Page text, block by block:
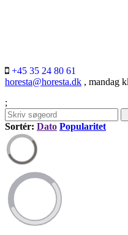
+45 35 24 80 61
horesta@horesta.dk , mandag
;
Sortér: Dato Popularitet